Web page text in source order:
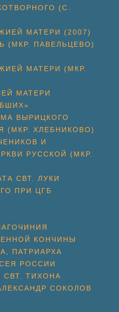
(С.
МАТЕРИ (2007)
(МКР. ПАВЕЛЬЦЕВО)
МАТЕРИ (МКР.
МАТЕРИ
ВЫРИЦКОГО
(МКР. ХЛЕБНИКОВО)
И
РУССКОЙ (МКР.
СВТ. ЛУКИ
ПРИ ЦГБ
КОНЧИНЫ
ПАТРИАРХА
РОССИИ
ТИХОНА
СОКОЛОВ